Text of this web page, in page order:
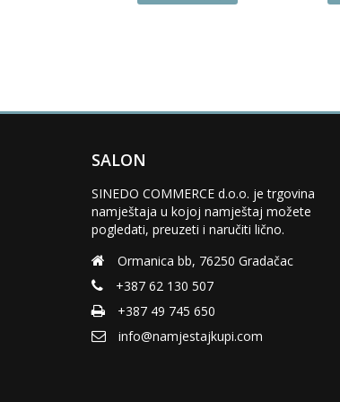
may
may
product
page
SALON
SINEDO COMMERCE d.o.o. je trgovina
namještaja u kojoj namještaj možete
pogledati, preuzeti i naručiti lično.
Ormanica bb, 76250 Gradačac
+387 62 130 507
+387 49 745 650
info@namjestajkupi.com